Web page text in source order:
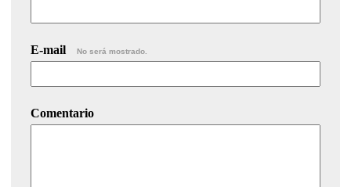
E-mail No será mostrado.
Comentario